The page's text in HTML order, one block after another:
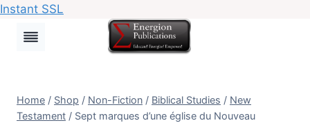
Instant SSL
Home / Shop / Non-Fiction / Biblical Studies / New
Testament / Sept marques d’une église du Nouveau